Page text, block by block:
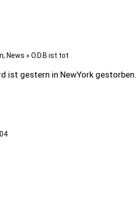
, News » O.D.B ist tot
ist gestern in NewYork gestorben.